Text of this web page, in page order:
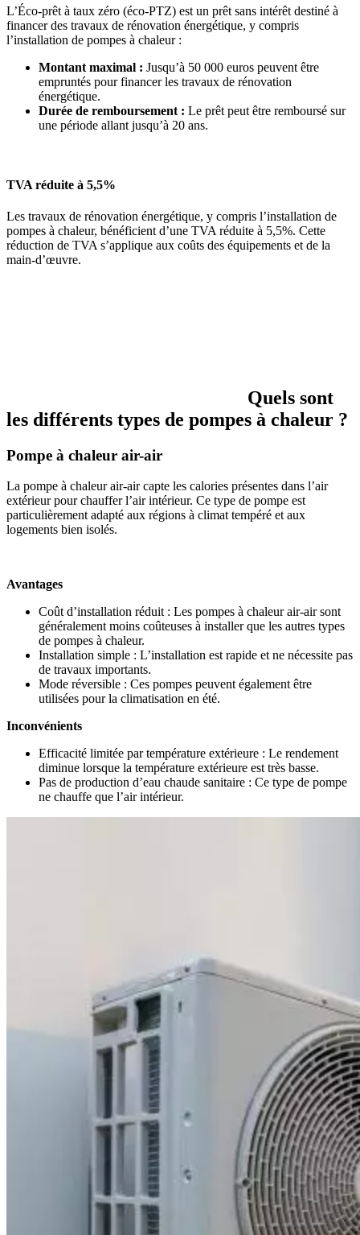
L’Éco-prêt à taux zéro (éco-PTZ) est un prêt sans intérêt destiné à
financer des travaux de rénovation énergétique, y compris
l’installation de pompes à chaleur :
Montant maximal : Jusqu’à 50 000 euros peuvent être
empruntés pour financer les travaux de rénovation
énergétique.
Durée de remboursement : Le prêt peut être remboursé sur
une période allant jusqu’à 20 ans.
TVA réduite à 5,5%
Les travaux de rénovation énergétique, y compris l’installation de
pompes à chaleur, bénéficient d’une TVA réduite à 5,5%. Cette
réduction de TVA s’applique aux coûts des équipements et de la
main-d’œuvre.
Quels sont
les différents types de pompes à chaleur ?
Pompe à chaleur air-air
La pompe à chaleur air-air capte les calories présentes dans l’air
extérieur pour chauffer l’air intérieur. Ce type de pompe est
particulièrement adapté aux régions à climat tempéré et aux
logements bien isolés.
Avantages
Coût d’installation réduit : Les pompes à chaleur air-air sont
généralement moins coûteuses à installer que les autres types
de pompes à chaleur.
Installation simple : L’installation est rapide et ne nécessite pas
de travaux importants.
Mode réversible : Ces pompes peuvent également être
utilisées pour la climatisation en été.
Inconvénients
Efficacité limitée par température extérieure : Le rendement
diminue lorsque la température extérieure est très basse.
Pas de production d’eau chaude sanitaire : Ce type de pompe
ne chauffe que l’air intérieur.